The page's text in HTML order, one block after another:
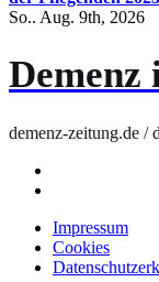
So.. Aug. 9th, 2026
Demenz
demenz-zeitung.de /
Impressum
Cookies